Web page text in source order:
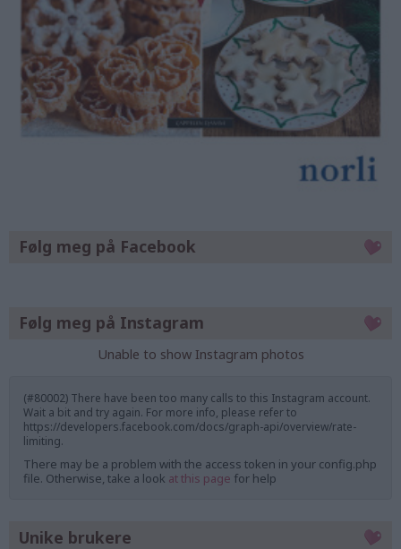
Følg meg på Facebook
Følg meg på Instagram
Unable to show Instagram photos
(#80002) There have been too many calls to this Instagram account.
Wait a bit and try again. For more info, please refer to
https://developers.facebook.com/docs/graph-api/overview/rate-
limiting.
There may be a problem with the access token in your config.php
file. Otherwise, take a look at this page for help
Unike brukere